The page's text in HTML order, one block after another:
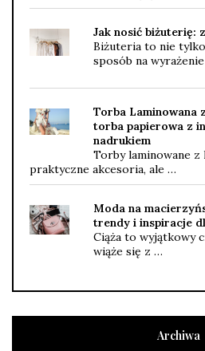
Jak nosić biżuterię:
Biżuteria to nie
sposób na
Torba Laminowana
torba papierowa z
nadrukiem
Torby laminowane
praktyczne akcesoria, ale …
Moda na
trendy i inspiracje
Ciąża to wyjątkowy
wiąże się z …
Archiwa